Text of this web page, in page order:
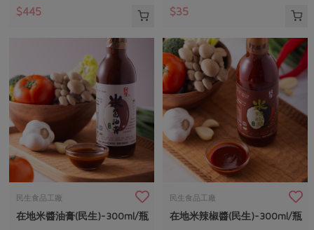
居家好物
美妝保養 個人清潔
家庭清潔 織品
日用品 圖書禮品
湯品．鍋物
飲品
主題食譜
異國料理
年菜食譜
主婦聯盟X樂齡網特約優惠案
30%rPET紅烏龍茶
2024農業發展計畫年度報告
更多議題活動
把最好的台灣味帶回家！
減塑減廢
公益金 食農教育
更多議題
生活者e週報
綠主張月刊
硝酸鹽檢驗
合作社法規
社務專區
選舉專區
媒體報導
$445 $35
民生食品工廠
在地米醬油膏(民生)-300ml/瓶
民生食品工廠
在地米辣椒醬(民生)-300ml/瓶